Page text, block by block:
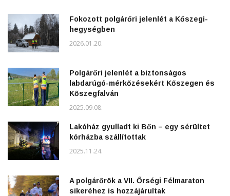
Fokozott polgárőri jelenlét a Kőszegi-
hegységben
2026.01.20.
Polgárőri jelenlét a biztonságos
labdarúgó-mérkőzésekért Kőszegen és
Kőszegfalván
2025.09.08.
Lakóház gyulladt ki Bőn – egy sérültet
kórházba szállítottak
2025.11.24.
A polgárőrök a VII. Őrségi Félmaraton
sikeréhez is hozzájárultak